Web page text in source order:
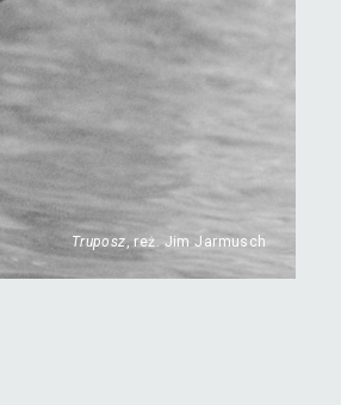
Truposz, reż. Jim Jarmusch